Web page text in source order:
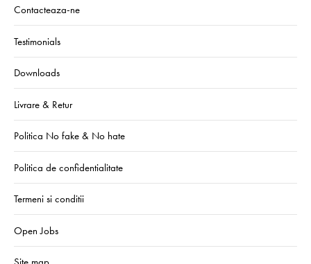
Contacteaza-ne
Testimonials
Downloads
Livrare & Retur
Politica No fake & No hate
Politica de confidentialitate
Termeni si conditii
Open Jobs